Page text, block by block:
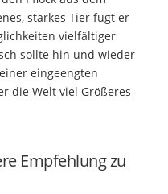
starkes Tier fügt er
vielfältiger
sollte hin und wieder
eingeengten
die Welt viel Größeres
Empfehlung zu